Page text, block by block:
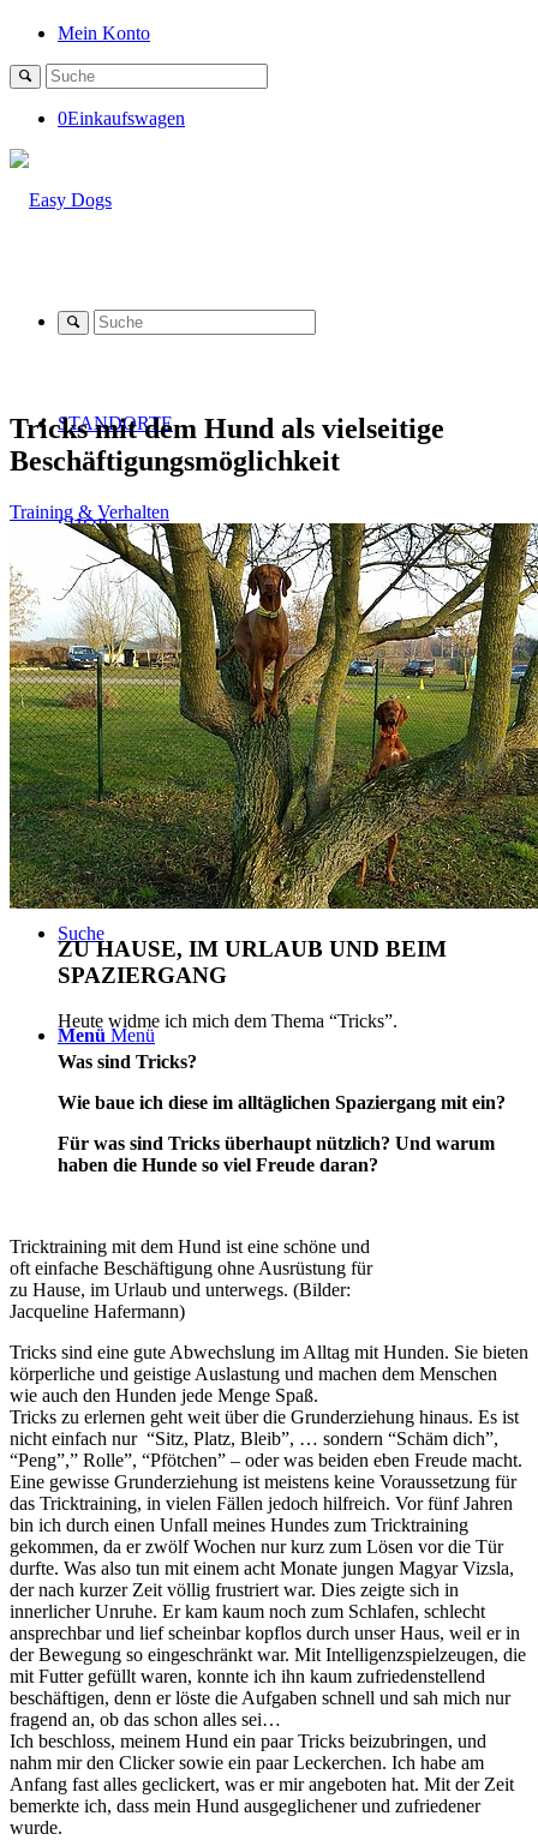
Mein Konto
0Einkaufswagen
STANDORTE
SHOP
BLOG
TERMINE
ÜBER UNS
Suche
Menü Menü
Tricks mit dem Hund als vielseitige
Beschäftigungsmöglichkeit
Training & Verhalten
ZU HAUSE, IM URLAUB UND BEIM
SPAZIERGANG
Heute widme ich mich dem Thema “Tricks”.
Was sind Tricks?
Wie baue ich diese im alltäglichen Spaziergang mit ein?
Für was sind Tricks überhaupt nützlich? Und warum
haben die Hunde so viel Freude daran?
Tricktraining mit dem Hund ist eine schöne und
oft einfache Beschäftigung ohne Ausrüstung für
zu Hause, im Urlaub und unterwegs. (Bilder:
Jacqueline Hafermann)
Tricks sind eine gute Abwechslung im Alltag mit Hunden. Sie bieten
körperliche und geistige Auslastung und machen dem Menschen
wie auch den Hunden jede Menge Spaß.
Tricks zu erlernen geht weit über die Grunderziehung hinaus. Es ist
nicht einfach nur “Sitz, Platz, Bleib”, … sondern “Schäm dich”,
“Peng”,” Rolle”, “Pfötchen” – oder was beiden eben Freude macht.
Eine gewisse Grunderziehung ist meistens keine Voraussetzung für
das Tricktraining, in vielen Fällen jedoch hilfreich. Vor fünf Jahren
bin ich durch einen Unfall meines Hundes zum Tricktraining
gekommen, da er zwölf Wochen nur kurz zum Lösen vor die Tür
durfte. Was also tun mit einem acht Monate jungen Magyar Vizsla,
der nach kurzer Zeit völlig frustriert war. Dies zeigte sich in
innerlicher Unruhe. Er kam kaum noch zum Schlafen, schlecht
ansprechbar und lief scheinbar kopflos durch unser Haus, weil er in
der Bewegung so eingeschränkt war. Mit Intelligenzspielzeugen, die
mit Futter gefüllt waren, konnte ich ihn kaum zufriedenstellend
beschäftigen, denn er löste die Aufgaben schnell und sah mich nur
fragend an, ob das schon alles sei…
Ich beschloss, meinem Hund ein paar Tricks beizubringen, und
nahm mir den Clicker sowie ein paar Leckerchen. Ich habe am
Anfang fast alles geclickert, was er mir angeboten hat. Mit der Zeit
bemerkte ich, dass mein Hund ausgeglichener und zufriedener
wurde.